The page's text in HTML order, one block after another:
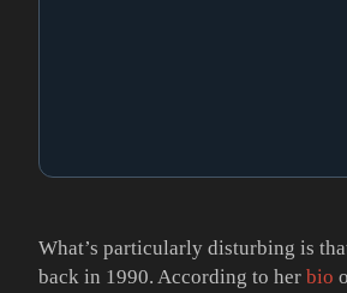
What’s particularly disturbing is
back in 1990. According to her bio